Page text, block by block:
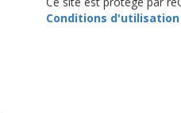
Conditions d'utilisation